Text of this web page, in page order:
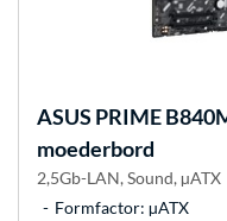
ASUS PRIME
moederbord
2,5Gb-LAN, Sound, µATX
Formfactor: µATX